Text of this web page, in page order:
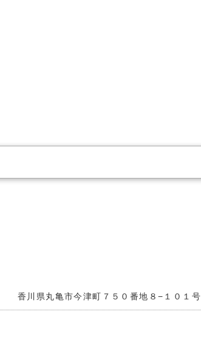
香川県丸亀市今津町７５０番地８−１０１号